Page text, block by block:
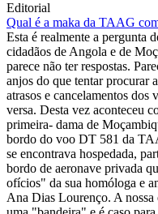
Editorial
Qual é a maka da TAAG
Esta é realmente a pergunta
cidadãos de Angola e de
parece não ter respostas.
anjos do que tentar procurar
atrasos e cancelamentos
versa. Desta vez aconteceu
primeira- dama de
bordo do voo DT 581 da
se encontrava hospedada,
bordo de aeronave privada
ofícios" da sua homóloga e
Ana Dias Lourenço. A nossa